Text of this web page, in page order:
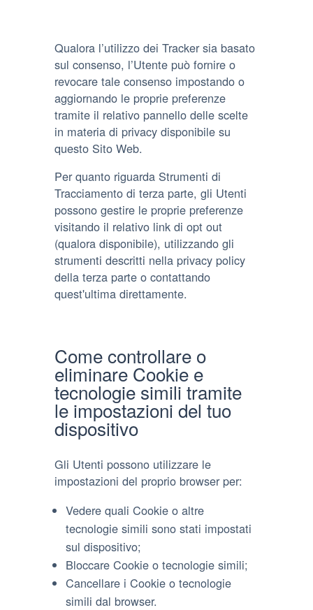
Qualora l’utilizzo dei Tracker sia basato
sul consenso, l’Utente può fornire o
revocare tale consenso impostando o
aggiornando le proprie preferenze
tramite il relativo pannello delle scelte
in materia di privacy disponibile su
questo Sito Web.
Per quanto riguarda Strumenti di
Tracciamento di terza parte, gli Utenti
possono gestire le proprie preferenze
visitando il relativo link di opt out
(qualora disponibile), utilizzando gli
strumenti descritti nella privacy policy
della terza parte o contattando
quest'ultima direttamente.
Come controllare o
eliminare Cookie e
tecnologie simili tramite
le impostazioni del tuo
dispositivo
Gli Utenti possono utilizzare le
impostazioni del proprio browser per:
Vedere quali Cookie o altre
tecnologie simili sono stati impostati
sul dispositivo;
Bloccare Cookie o tecnologie simili;
Cancellare i Cookie o tecnologie
simili dal browser.